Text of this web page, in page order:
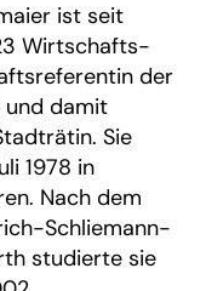
ist seit
Wirtschafts-
der
und damit
Sie
1978 in
Nach dem
Schliemann-
studierte sie